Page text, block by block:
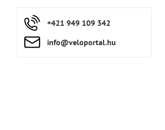
+421 949 109 342
info​​@veloportal​.hu